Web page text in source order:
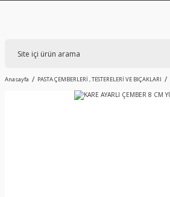
Anasayfa PASTA ÇEMBERLERİ , TESTERELERİ VE BIÇAKLARI